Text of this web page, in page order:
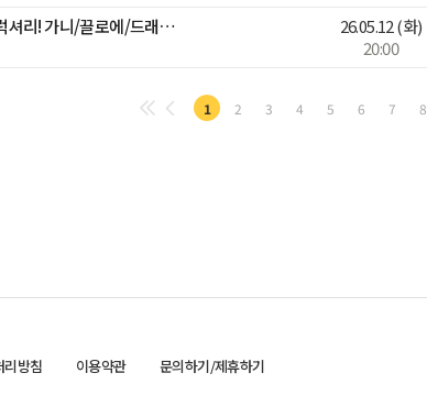
명품쓱세일특집 얼리썸머 럭셔리! 가니/끌로에/드래곤디퓨전 外 핫딜 26.05.12(화)
20:00
1 2 3 4 5 6 7 8
리방침 이용약관 문의하기/제휴하기